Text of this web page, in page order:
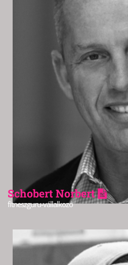
Schobert Norbert
fitneszguru-vállalkozó